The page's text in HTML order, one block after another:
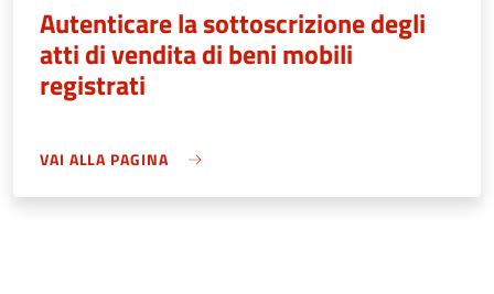
Autenticare la sottoscrizione degli
atti di vendita di beni mobili
registrati
VAI ALLA PAGINA